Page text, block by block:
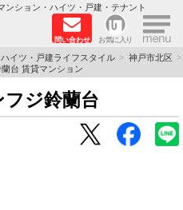
ション・ハイツ・戸建・テナント
問い合わせ お気に入り ×
集
イツ・戸建ライフスタイル
神戸市北区
台 賃貸マンション
ジ鈴蘭台